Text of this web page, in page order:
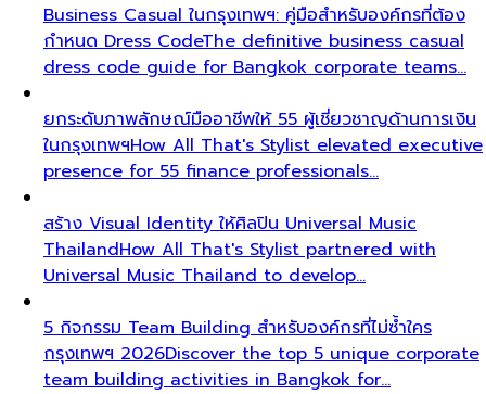
Business Casual ในกรุงเทพฯ: คู่มือสำหรับองค์กรที่ต้อง
กำหนด Dress CodeThe definitive business casual
dress code guide for Bangkok corporate teams…
ยกระดับภาพลักษณ์มืออาชีพให้ 55 ผู้เชี่ยวชาญด้านการเงิน
ในกรุงเทพฯHow All That's Stylist elevated executive
presence for 55 finance professionals…
สร้าง Visual Identity ให้ศิลปิน Universal Music
ThailandHow All That's Stylist partnered with
Universal Music Thailand to develop…
5 กิจกรรม Team Building สำหรับองค์กรที่ไม่ซ้ำใคร
กรุงเทพฯ 2026Discover the top 5 unique corporate
team building activities in Bangkok for…